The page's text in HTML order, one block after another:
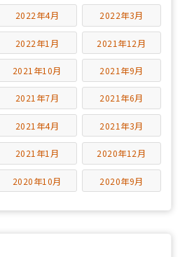
2022年4月 2022年3月
2022年1月 2021年12月
2021年10月 2021年9月
2021年7月 2021年6月
2021年4月 2021年3月
2021年1月 2020年12月
2020年10月 2020年9月